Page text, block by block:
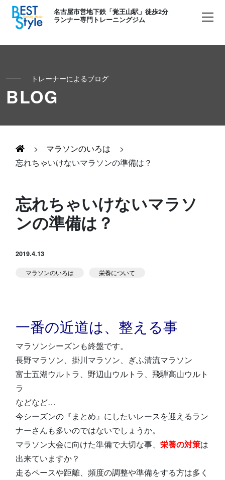
名古屋市営地下鉄「覚王山駅」徒歩2分
ランナー専門トレーニングジム
初めての方へ
お客様の声
足育
Runner's パーソナル
Runner's ピラティス
キッズ・かけっこ
お知らせ
NEWS
アクセス 問い合せ よくある質問
体験予約する TELする
トレーナーによるブログ
BLOG
> マラソンのいろは
>
忘れちゃいけないマラソンの準備は？
忘れちゃいけないマラソ
ンの準備は？
2019.4.13
マラソンのいろは 栄養について
一番の近道は、整える事
マラソンシーズンも終盤です。
長野マラソン、掛川マラソン、ぎふ清流マラソン
富士五湖ウルトラ、野辺山ウルトラ、飛騨高山ウルト
ラ
などなど…
今シーズンの『まとめ』にしたいレースを迎えるラン
ナーさんも多いのではないでしょうか。
マラソン大会に向けた準備で大切な事、 栄養の対策は
出来ていますか？
走るペースや距離、頻度の調整や準備をする方は多く